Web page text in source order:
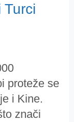
proteže se
i Kine.
znači